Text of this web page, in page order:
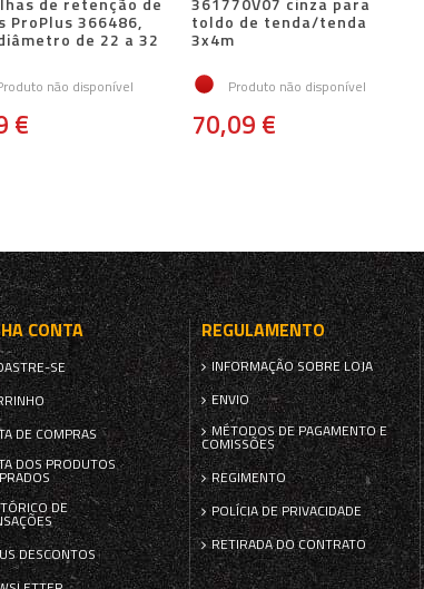
ProPlus 366486,
de 22 a 32
não disponível
€
toldo de tenda/tenda
3x4m
Produto não disponível
70,09 €
CONTA
SE
DE COMPRAS
DOS PRODUTOS
DE
DESCONTOS
REGULAMENTO
INFORMAÇÃO SOBRE LOJA
ENVIO
MÉTODOS DE PAGAMENTO E
COMISSÕES
REGIMENTO
POLÍCIA DE PRIVACIDADE
RETIRADA DO CONTRATO